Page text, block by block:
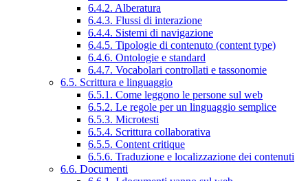
6.4.2. Alberatura
6.4.3. Flussi di interazione
6.4.4. Sistemi di navigazione
6.4.5. Tipologie di contenuto (content type)
6.4.6. Ontologie e standard
6.4.7. Vocabolari controllati e tassonomie
6.5. Scrittura e linguaggio
6.5.1. Come leggono le persone sul web
6.5.2. Le regole per un linguaggio semplice
6.5.3. Microtesti
6.5.4. Scrittura collaborativa
6.5.5. Content critique
6.5.6. Traduzione e localizzazione dei contenuti
6.6. Documenti